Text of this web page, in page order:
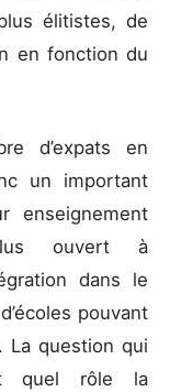
élitistes, de
en fonction du
d’expats en
un important
enseignement
ouvert à
dans le
pouvant
La question qui
quel rôle la